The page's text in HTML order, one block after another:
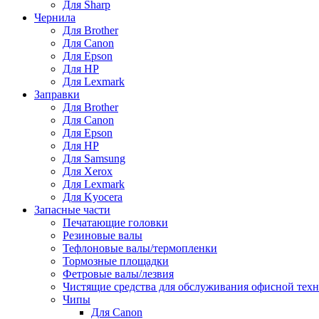
Для Sharp
Чернила
Для Brother
Для Canon
Для Epson
Для HP
Для Lexmark
Заправки
Для Brother
Для Canon
Для Epson
Для HP
Для Samsung
Для Xerox
Для Lexmark
Для Kyocera
Запасные части
Печатающие головки
Резиновые валы
Тефлоновые валы/термопленки
Тормозные площадки
Фетровые валы/лезвия
Чистящие средства для обслуживания офисной
Чипы
Для Canon